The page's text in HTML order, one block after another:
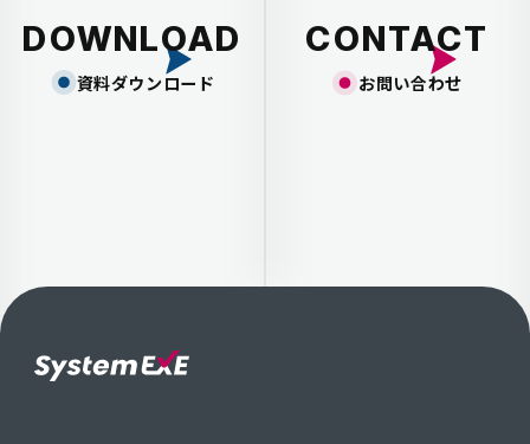
DOWNLOAD
資料ダウンロード
CONTACT
お問い合わせ